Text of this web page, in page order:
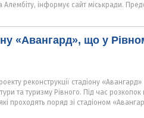
інформує сайт міськради.
«Авангард», що у
реконструкції стадіону «Авангард»
та туризму Рівного. Під час розкопок
проходять поряд зі стадіоном